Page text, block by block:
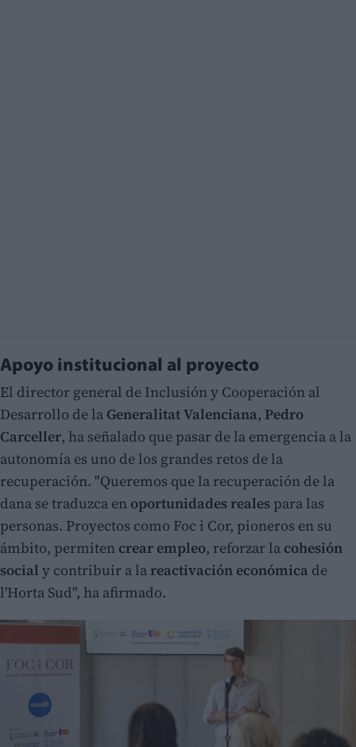
Apoyo institucional al proyecto
El director general de Inclusión y Cooperación al
Desarrollo de la Generalitat Valenciana, Pedro
Carceller, ha señalado que pasar de la emergencia a la
autonomía es uno de los grandes retos de la
recuperación. "Queremos que la recuperación de la
dana se traduzca en oportunidades reales para las
personas. Proyectos como Foc i Cor, pioneros en su
ámbito, permiten crear empleo, reforzar la cohesión
social y contribuir a lareactivación económica de
l'Horta Sud", ha afirmado.